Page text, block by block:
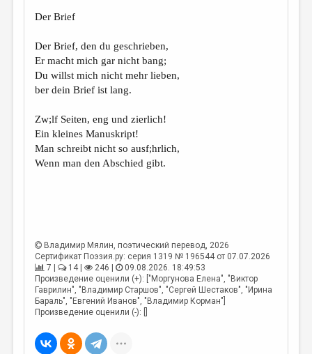
КНИЖНАЯ ПОЛКА
ОБЗОР ЛИТЕРАТУРЫ
ОБЪЯВЛЕНИЯ
КОЛОНКА РЕДАКТОРА
ЭССЕИСТИКА
ЛИТЕРАТУРОВЕДЕНИЕ
КУЛЬТУРОВЕДЕНИЕ
РЕЦЕНЗИРОВАНИЕ
Der Brief
Der Brief, den du geschrieben,
Er macht mich gar nicht bang;
Du willst mich nicht mehr lieben,
ber dein Brief ist lang.
Zw;lf Seiten, eng und zierlich!
Ein kleines Manuskript!
Man schreibt nicht so ausf;hrlich,
Wenn man den Abschied gibt.
Владимир Мялин, поэтический перевод, 2026
Сертификат Поэзия.ру: серия 1319 № 196544 от 07.07.2026
7 |
14 | 246 |
09.08.2026. 18:49:53
Произведение оценили (+): ["Моргунова Елена", "Виктор
Гаврилин", "Владимир Старшов", "Сергей Шестаков", "Ирина
Бараль", "Евгений Иванов", "Владимир Корман"]
Произведение оценили (-): []